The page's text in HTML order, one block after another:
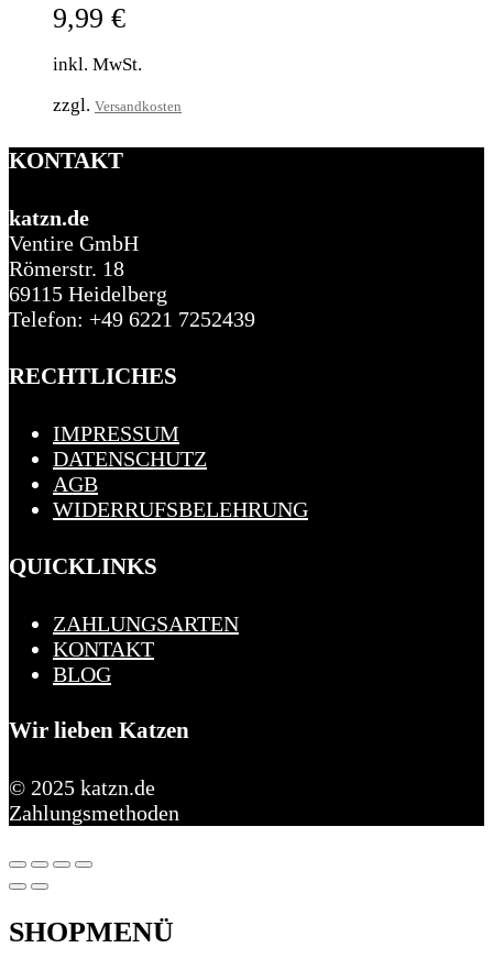
9,99 €
inkl. MwSt.
zzgl. Versandkosten
KONTAKT
katzn.de
Ventire GmbH
Römerstr. 18
69115 Heidelberg
Telefon: +49 6221 7252439
RECHTLICHES
IMPRESSUM
DATENSCHUTZ
AGB
WIDERRUFSBELEHRUNG
QUICKLINKS
ZAHLUNGSARTEN
KONTAKT
BLOG
Wir lieben Katzen
© 2025 katzn.de
Zahlungsmethoden
SHOPMENÜ